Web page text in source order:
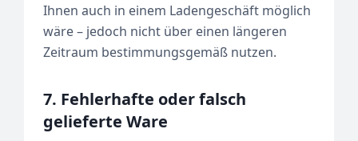
Ihnen auch in einem Ladengeschäft möglich
wäre – jedoch nicht über einen längeren
Zeitraum bestimmungsgemäß nutzen.
7. Fehlerhafte oder falsch
gelieferte Ware